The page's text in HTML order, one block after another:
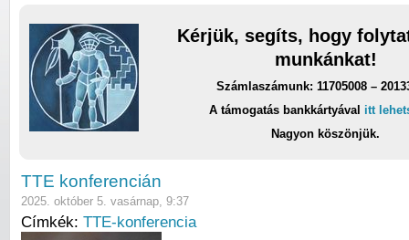
Kérjük, segíts, hogy
munkánkat!
Számlaszámunk: 11705008 –
A támogatás bankkártyával itt
Nagyon köszönjük.
TTE konferencián
2025. október 5. vasárnap, 9:37
Címkék: TTE-konferencia